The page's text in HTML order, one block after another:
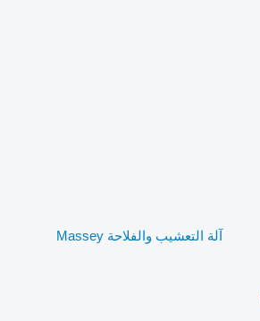
آلة التعشيب والفلاحة Massey